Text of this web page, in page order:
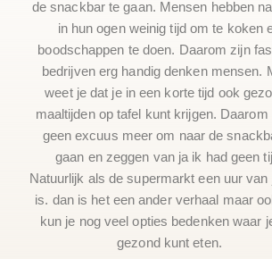
de snackbar te gaan. Mensen hebben
in hun ogen weinig tijd om te koken
boodschappen te doen. Daarom zijn
bedrijven erg handig denken mensen.
weet je dat je in een korte tijd ook
maaltijden op tafel kunt krijgen. Daarom
geen excuus meer om naar de
gaan en zeggen van ja ik had geen
Natuurlijk als de supermarkt een uur van
is. dan is het een ander verhaal maar
kun je nog veel opties bedenken waar
gezond kunt eten.